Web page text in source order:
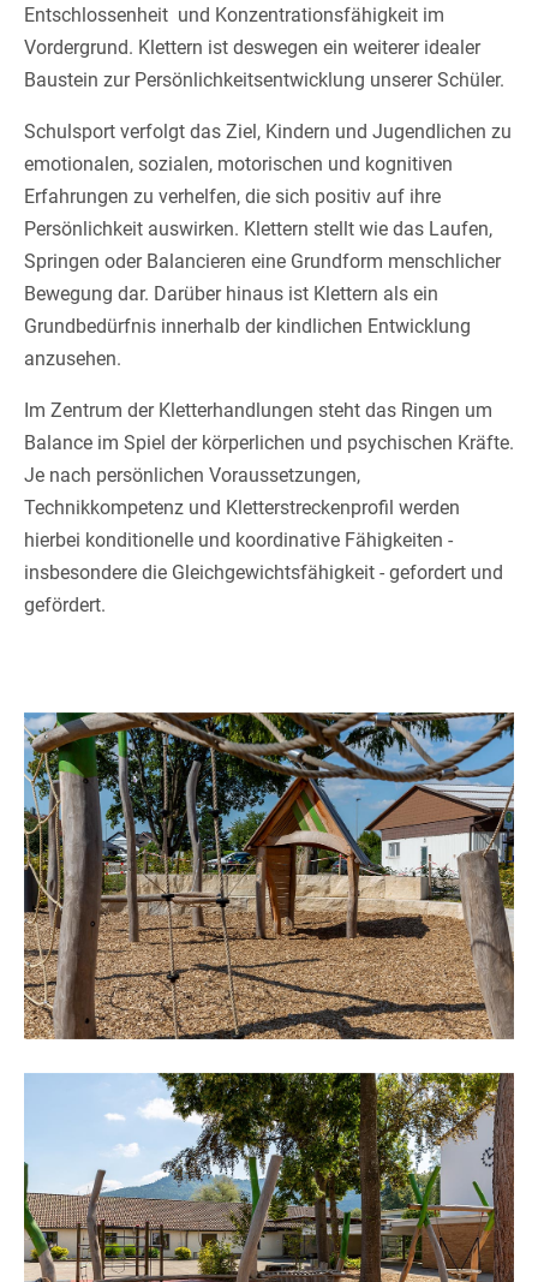
Entschlossenheit und Konzentrationsfähigkeit im
Vordergrund. Klettern ist deswegen ein weiterer idealer
Baustein zur Persönlichkeitsentwicklung unserer Schüler.
Schulsport verfolgt das Ziel, Kindern und Jugendlichen zu
emotionalen, sozialen, motorischen und kognitiven
Erfahrungen zu verhelfen, die sich positiv auf ihre
Persönlichkeit auswirken. Klettern stellt wie das Laufen,
Springen oder Balancieren eine Grundform menschlicher
Bewegung dar. Darüber hinaus ist Klettern als ein
Grundbedürfnis innerhalb der kindlichen Entwicklung
anzusehen.
Im Zentrum der Kletterhandlungen steht das Ringen um
Balance im Spiel der körperlichen und psychischen Kräfte.
Je nach persönlichen Voraussetzungen,
Technikkompetenz und Kletterstreckenprofil werden
hierbei konditionelle und koordinative Fähigkeiten -
insbesondere die Gleichgewichtsfähigkeit - gefordert und
gefördert.